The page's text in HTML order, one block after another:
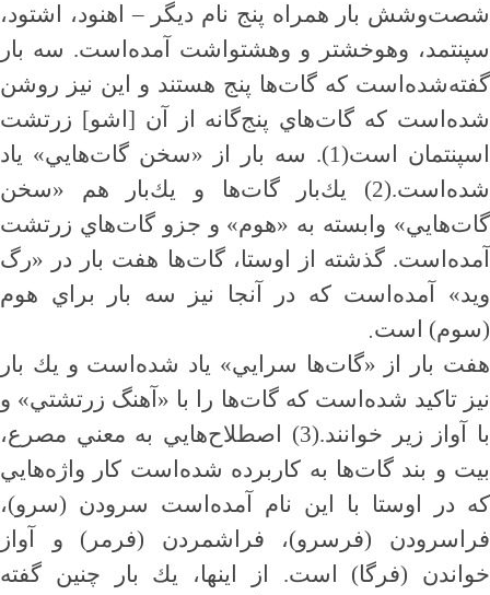
شصت‌و‌شش بار همراه پنج نام ديگر–اهنود، اشتود،
سپنتمد، وهوخشتر و وهشتواشت آمده‌است. سه بار
گفته‌شده‌است كه گات‌ها پنج هستند و اين نيز روشن
شده‌است كه گات‌هاي پنج‌گانه از آن [اشو] زرتشت
اسپنتمان است(1). سه بار از «سخن گات‌هايي» ياد
شده‌است.(2) يك‌بار گات‌ها و يك‌بار هم «سخن
گات‌هايي» وابسته به «هوم» و جزو گات‌هاي زرتشت
آمده‌است. گذشته از اوستا، گات‌ها هفت بار در «رگ
ويد» آمده‌است كه در آنجا نيز سه بار براي هوم
(سوم) است.
هفت بار از «گات‌ها سرايي» ياد شده‌است و يك بار
نيز تاكيد شده‌است كه گات‌ها را با «آهنگ زرتشتي» و
با آواز زير خوانند.(3) اصطلاح‌هايي به معني مصرع،
بيت و بند گات‌ها به كاربرده شده‌است كار واژه‌هايي
كه در اوستا با اين نام آمده‌است سرودن (سرو)،
فراسرودن (فرسرو)، فراشمردن (فرمر) و آواز
خواندن (فرگا) است. از اينها، يك بار چنين گفته